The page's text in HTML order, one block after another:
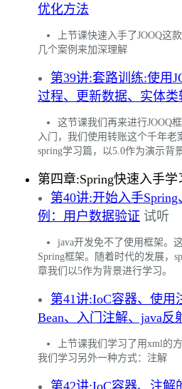
优化方法
上节课快速入手了JOOQ这
几个案例来加深理解
第39讲:套路训练:使用
过程、更新数据、实体类
这节课我们再来进行JOOQ
入门，我们使用转账这个千年老
spring学习篇，以5.0作为演示背
第四章:Spring快速入手学
第40讲:开始入手
例：用户数据验证 试听
java开发免不了使用框架。
Spring框架。随着时代的发展，
章我们以5作为背景进行学习。
第41讲:IoC容器、使用
Bean、入门注解、java反
上节课我们学习了用xml的
我们学习另外一种方式：注解
第42讲:IoC容器、注解